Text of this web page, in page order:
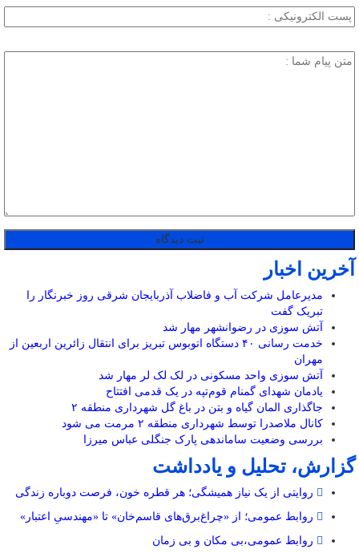
آخرین اخبار
مدیرعامل شرکت آب و فاضلاب آذربایجان شرقی روز خبرنگار را
تبریک گفت
آتش سوزی در رضوانشهر مهار شد
خدمت رسانی ۴۰ دستگاه اتوبوس تبریز برای انتقال زائرین اربعین از
مهران
آتش سوزی واحد مسکونی در لک لک لر مهار شد
یادمان شهدای گمنام قوم‌تپه در یک قدمی افتتاح
جاگذاری المان گیاه و بتن در باغ گل شهرداری منطقه ۲
کانال ملاصدرا توسط شهرداری منطقه ۲ مرمت می شود
بررسی وضعیت ساماندهی پارک جنگلی عباس میرزا
گزارش، تحلیل و یادداشت
روایتی از یک نیاز همیشگی؛ هر قطره خون، فرصت دوباره زندگی
روابط عمومی؛ از «چراغ‌برق‌های قاسم‌خان» تا «مهندسیِ اعتبار»
روابط عمومی،بی مکان و بی زمان